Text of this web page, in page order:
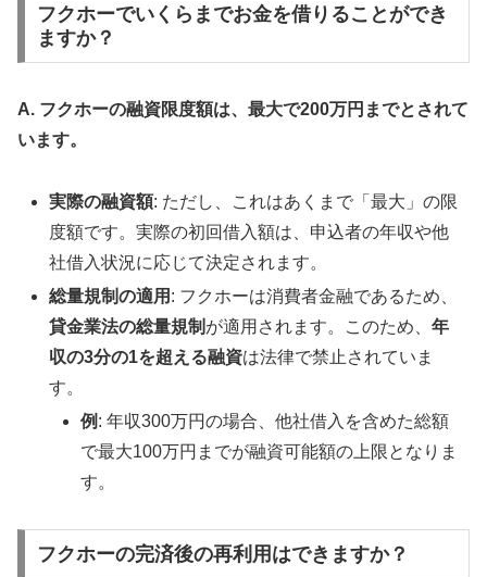
フクホーでいくらまでお金を借りることができ
ますか？
A. フクホーの融資限度額は、最大で200万円までとされて
います。
実際の融資額: ただし、これはあくまで「最大」の限
度額です。実際の初回借入額は、申込者の年収や他
社借入状況に応じて決定されます。
総量規制の適用 : フクホーは消費者金融であるため、
貸金業法の総量規制 が適用されます。このため、年
収の3分の1を超える融資は法律で禁止されていま
す。
例 : 年収300万円の場合、他社借入を含めた総額
で最大100万円までが融資可能額の上限となりま
す。
フクホーの完済後の再利用はできますか？